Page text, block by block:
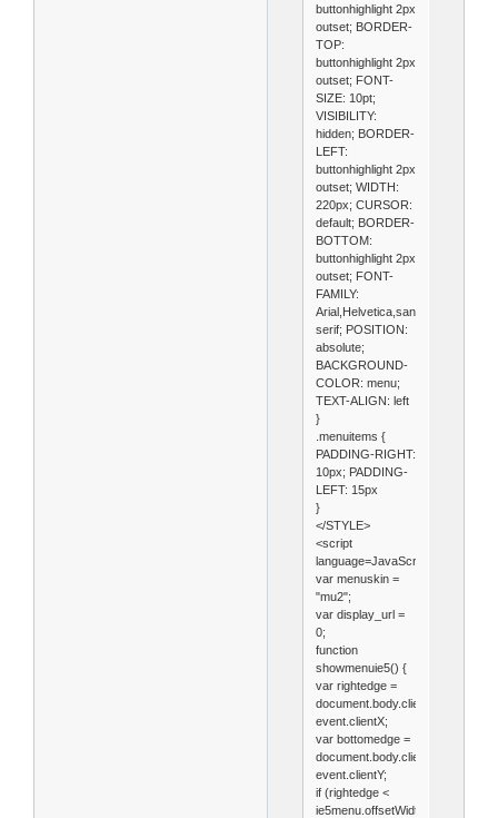
buttonhighlight 2px
outset; BORDER-
TOP:
buttonhighlight 2px
outset; FONT-
SIZE: 10pt;
VISIBILITY:
hidden; BORDER-
LEFT:
buttonhighlight 2px
outset; WIDTH:
220px; CURSOR:
default; BORDER-
BOTTOM:
buttonhighlight 2px
outset; FONT-
FAMILY:
Arial,Helvetica,sans-
serif; POSITION:
absolute;
BACKGROUND-
COLOR: menu;
TEXT-ALIGN: left
}
.menuitems {
PADDING-RIGHT:
10px; PADDING-
LEFT: 15px
}
</STYLE>
<script
language=JavaScript1.2>
var menuskin =
"mu2";
var display_url =
0;
function
showmenuie5() {
var rightedge =
document.body.clientWidth-
event.clientX;
var bottomedge =
document.body.clientHeight-
event.clientY;
if (rightedge <
ie5menu.offsetWidth)